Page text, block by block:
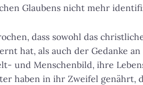
Glaubens nicht mehr
dass sowohl das
hat, als auch der Gedanke
und Menschenbild, ihre
haben in ihr Zweifel